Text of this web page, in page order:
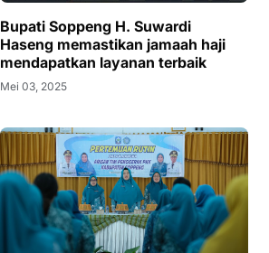
Bupati Soppeng H. Suwardi
Haseng memastikan jamaah haji
mendapatkan layanan terbaik
Mei 03, 2025